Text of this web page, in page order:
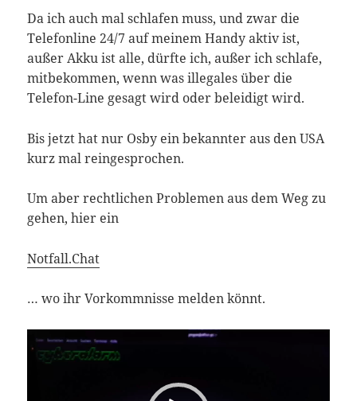
Da ich auch mal schlafen muss, und zwar die
Telefonline 24/7 auf meinem Handy aktiv ist,
außer Akku ist alle, dürfte ich, außer ich schlafe,
mitbekommen, wenn was illegales über die
Telefon-Line gesagt wird oder beleidigt wird.
Bis jetzt hat nur Osby ein bekannter aus den USA
kurz mal reingesprochen.
Um aber rechtlichen Problemen aus dem Weg zu
gehen, hier ein
Notfall.Chat
… wo ihr Vorkommnisse melden könnt.
Video-
Player